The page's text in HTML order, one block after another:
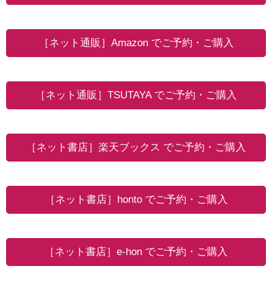
［ネット通販］Amazon でご予約・ご購入
［ネット通販］TSUTAYA でご予約・ご購入
［ネット書店］楽天ブックス でご予約・ご購入
［ネット書店］honto でご予約・ご購入
［ネット書店］e-hon でご予約・ご購入